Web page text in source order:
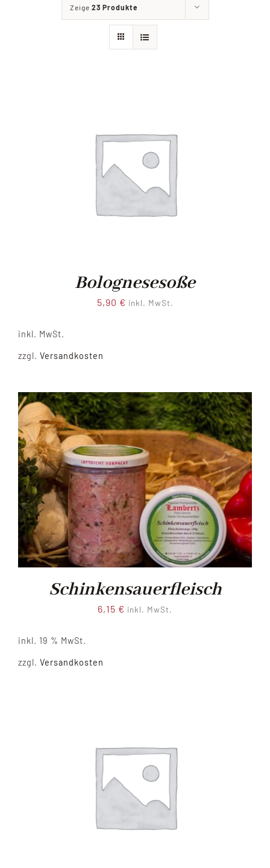
Zeige 23 Produkte
Bolognesesoße
5,90 € inkl. MwSt.
inkl. MwSt.
zzgl. Versandkosten
Schinkensauerfleisch
6,15 € inkl. MwSt.
inkl. 19 % MwSt.
zzgl. Versandkosten